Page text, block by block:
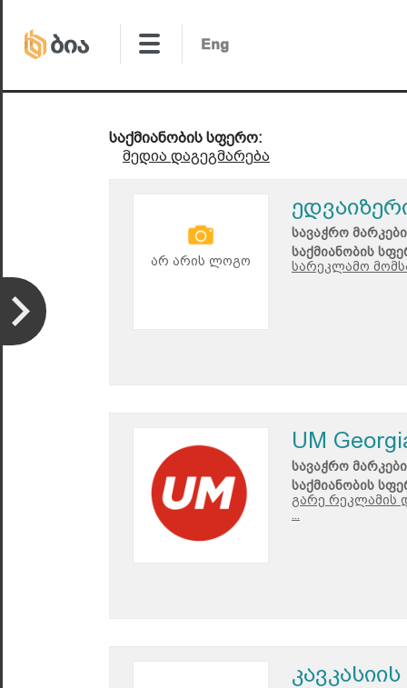
საქმიანობის სფერო:
მედია დაგეგმარება
არ არის ლოგო
სავაჭრო
საქმიანობის
სარეკლამო
UM
სავაჭრო
საქმიანობის
გარე რეკლამის